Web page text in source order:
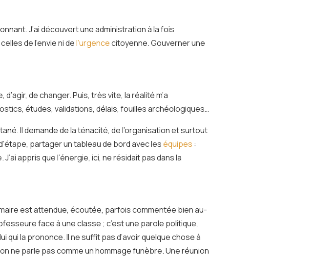
J’ai découvert une administration à la fois
de l’envie ni del’urgencecitoyenne. Gouverner une
de changer. Puis, très vite, la réalité m’a
études, validations, délais, fouilles archéologiques…
Il demande de la ténacité, de l’organisation et surtout
partager un tableau de bord avec leséquipes :
appris que l’énergie, ici, ne résidait pas dans la
est attendue, écoutée, parfois commentée bien au-
face à une classe ; c’est une parole politique,
qui la prononce. Il ne suffit pas d’avoir quelque chose à
ne parle pas comme un hommage funèbre. Une réunion